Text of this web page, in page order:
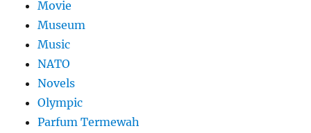
Movie
Museum
Music
NATO
Novels
Olympic
Parfum Termewah